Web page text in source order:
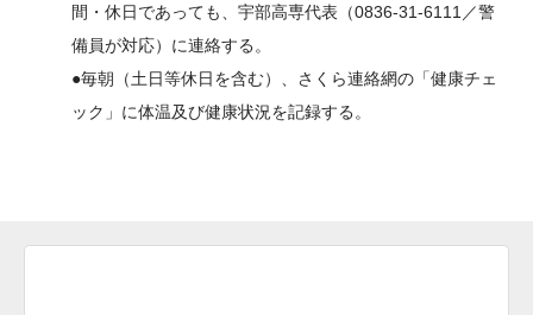
間・休日であっても、宇部高専代表（0836-31-6111／警
備員が対応）に連絡する。
●毎朝（土日等休日を含む）、さくら連絡網の「健康チェ
ック」に体温及び健康状況を記録する。